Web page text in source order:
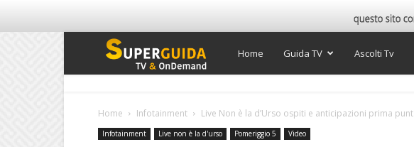
Super
TV
Home Guida TV Ascolti Tv
Home Infotainment Live Non è la d’Urso ospiti e anticipazioni prima
Infotainment Live non è la d'urso Pomeriggio 5 Video